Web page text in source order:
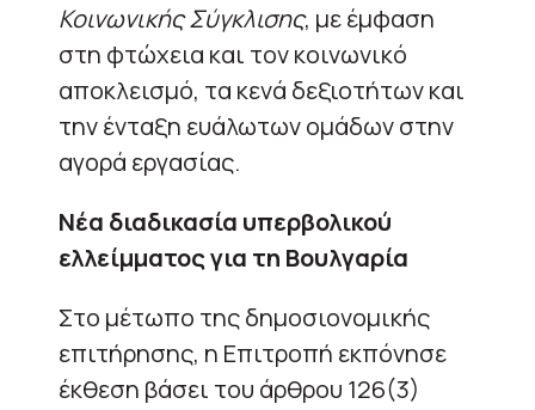
Κοινωνικής Σύγκλισης, με έμφαση
στη φτώχεια και τον κοινωνικό
αποκλεισμό, τα κενά δεξιοτήτων και
την ένταξη ευάλωτων ομάδων στην
αγορά εργασίας.
Νέα διαδικασία υπερβολικού
ελλείμματος για τη Βουλγαρία
Στο μέτωπο της δημοσιονομικής
επιτήρησης, η Επιτροπή εκπόνησε
έκθεση βάσει του άρθρου 126(3)